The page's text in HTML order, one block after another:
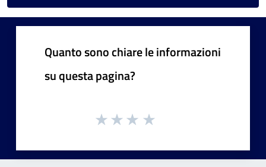
Quanto sono chiare le informazioni
su questa pagina?